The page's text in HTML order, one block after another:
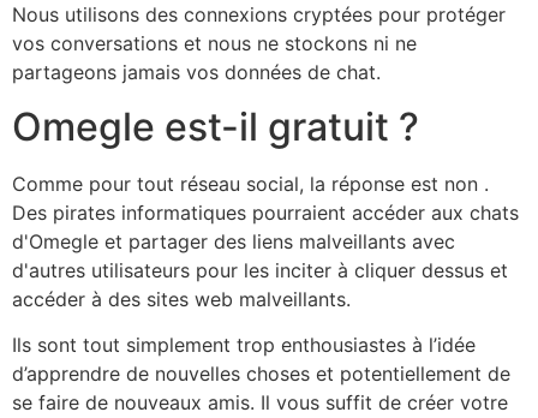
Nous utilisons des connexions cryptées pour protéger
vos conversations et nous ne stockons ni ne
partageons jamais vos données de chat.
Omegle est-il gratuit ?
Comme pour tout réseau social, la réponse est non .
Des pirates informatiques pourraient accéder aux chats
d'Omegle et partager des liens malveillants avec
d'autres utilisateurs pour les inciter à cliquer dessus et
accéder à des sites web malveillants.
Ils sont tout simplement trop enthousiastes à l’idée
d’apprendre de nouvelles choses et potentiellement de
se faire de nouveaux amis. Il vous suffit de créer votre